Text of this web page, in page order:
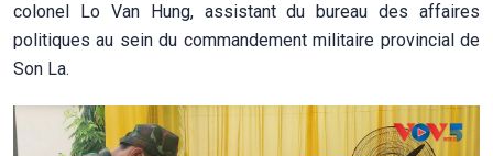
colonel Lo Van Hung, assistant du bureau des affaires
politiques au sein du commandement militaire provincial de
Son La.